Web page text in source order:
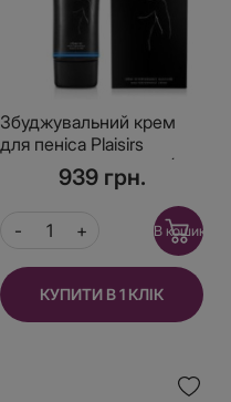
Збуджувальний крем
для пеніса Plaisirs
Secrets Nuit Ardente (60
мл), можна для клітора
939 грн.
В кошик
КУПИТИ В 1 КЛІК